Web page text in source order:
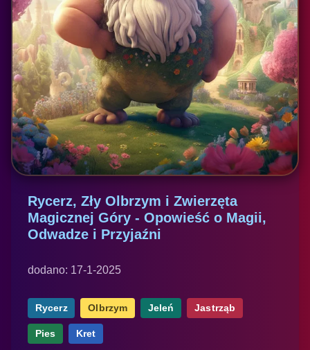
Rycerz, Zły Olbrzym i Zwierzęta
Magicznej Góry - Opowieść o Magii,
Odwadze i Przyjaźni
dodano: 17-1-2025
Rycerz Olbrzym Jeleń Jastrząb
Pies Kret